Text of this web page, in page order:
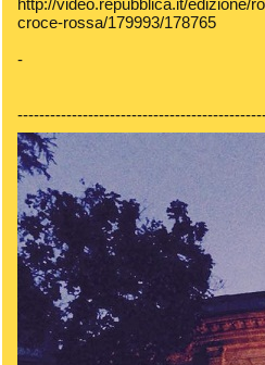
http://video.repubblica.it/edizione/
croce-rossa/179993/178765
-